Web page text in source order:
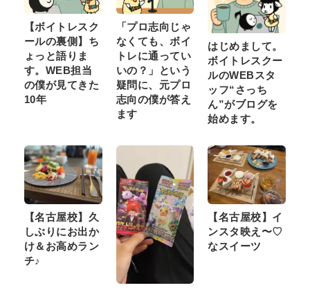
【ボイトレスク
ールの裏側】ち
ょっと語りま
す。WEB担当
の僕が見てきた
10年
「プロ志向じゃ
なくても、ボイ
トレに通ってい
いの？」という
疑問に、元プロ
志向の僕が答え
ます
はじめまして。
ボイトレスクー
ルのWEBスタ
ッフ“さっち
ん”がブログを
始めます。
【名古屋校】久
しぶりにお出か
け＆お高めラン
チ♪
【名古屋校】イ
ンスタ映え〜♡
なスイーツ